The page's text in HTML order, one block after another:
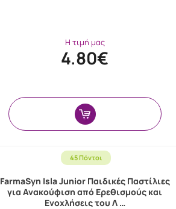
Η τιμή μας
4.80€
45 Πόντοι
FarmaSyn Isla Junior Παιδικές Παστίλιες
για Ανακούφιση από Ερεθισμούς και
Ενοχλήσεις του Λ …